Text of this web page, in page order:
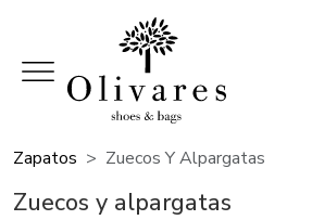
Zapatos Zuecos Y Alpargatas
Zuecos y alpargatas